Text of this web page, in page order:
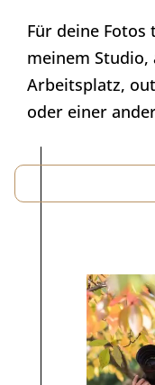
Für deine
meinem Studio,
Arbeitsplatz,
oder einer